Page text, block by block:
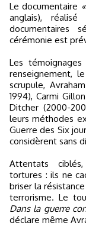
Le documentaire
anglais),
documentaires
cérémonie est
Les
renseignement,
scrupule,
1994), Carmi
Ditcher (2000-
leurs méthodes
Guerre des Six
considèrent sans
Attentats
tortures : ils ne
briser la
terrorisme. Le
Dans la guerre
déclare même